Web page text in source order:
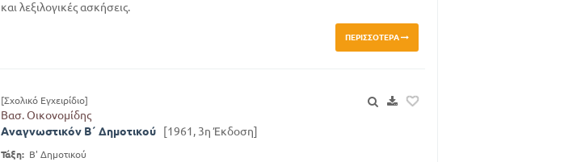
και λεξιλογικές ασκήσεις.
ΠΕΡΙΣΣΌΤΕΡΑ
[Σχολικό Εγχειρίδιο]
Βασ. Οικονομίδης
Αναγνωστικόν Β΄ Δημοτικού
[1961, 3η Έκδοση]
Τάξη:Β' Δημοτικού